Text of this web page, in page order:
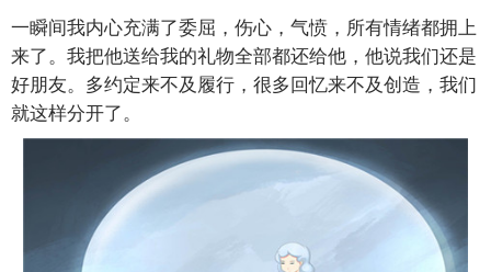
一瞬间我内心充满了委屈，伤心，气愤，所有情绪都拥上
来了。我把他送给我的礼物全部都还给他，他说我们还是
好朋友。多约定来不及履行，很多回忆来不及创造，我们
就这样分开了。